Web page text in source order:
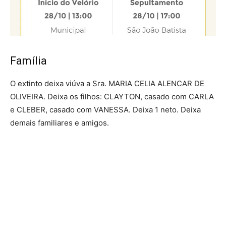
Família
O extinto deixa viúva a Sra. MARIA CELIA ALENCAR DE
OLIVEIRA. Deixa os filhos: CLAYTON, casado com CARLA
e CLEBER, casado com VANESSA. Deixa 1 neto. Deixa
demais familiares e amigos.